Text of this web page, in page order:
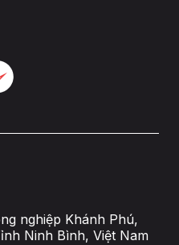
nghiệp Khánh Phú,
Ninh Bình, Việt Nam